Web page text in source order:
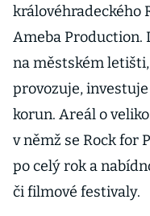
královéhradeckého
Ameba Production.
na městském
provozuje,
korun. Areál o
v němž se Rock for
po celý rok a
či filmové festivaly.